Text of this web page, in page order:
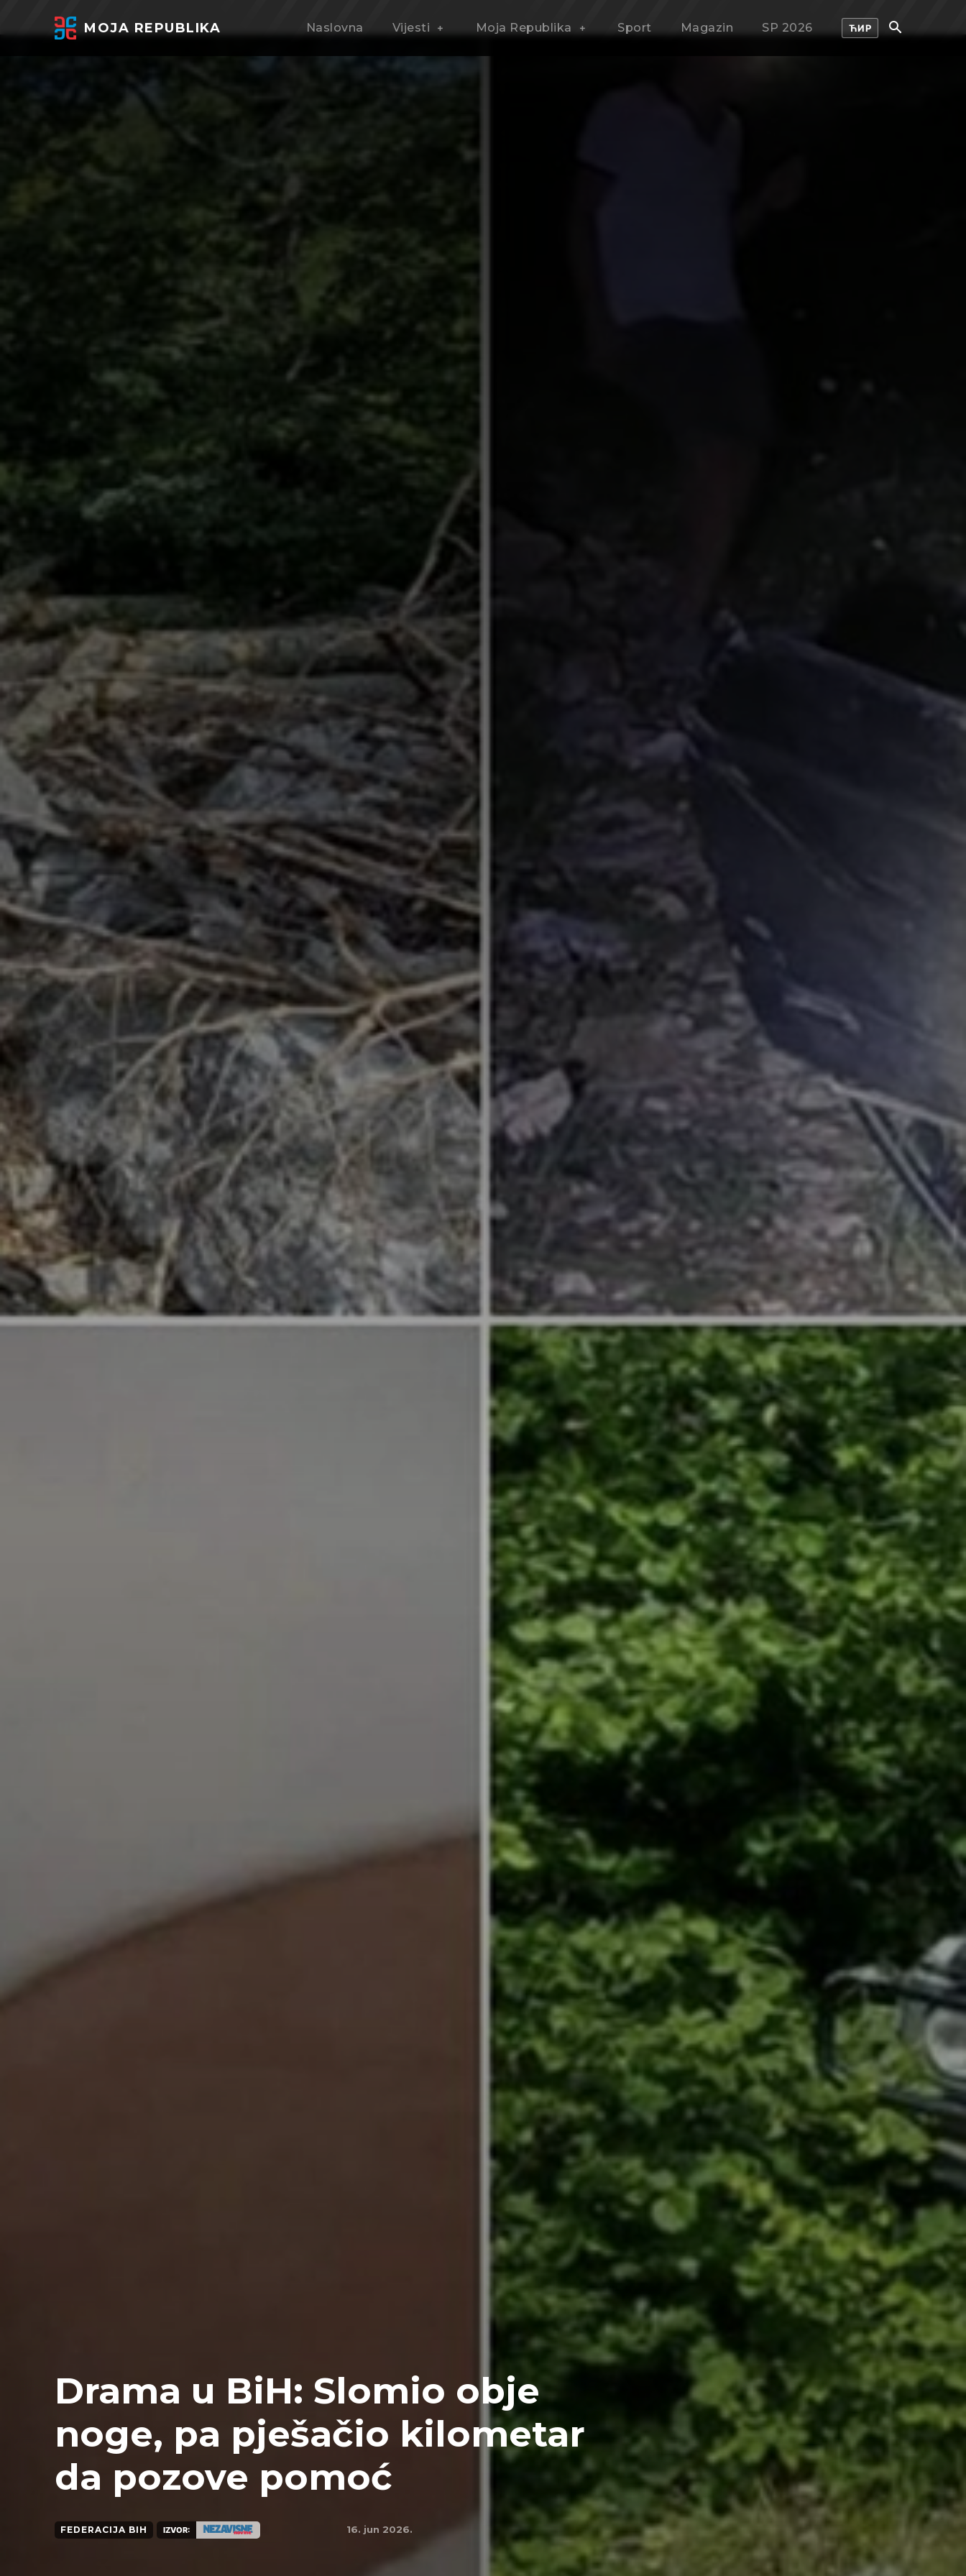
MOJA REPUBLIKA Naslovna Vijesti Moja Republika Sport Magazin SP 2026
Drama u BiH: Slomio obje
noge, pa pješačio kilometar
da pozove pomoć
FEDERACIJA BIH IZVOR: 16. jun 2026.